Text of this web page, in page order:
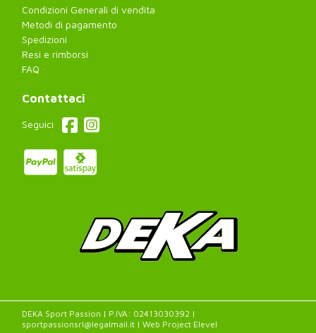
Condizioni Generali di vendita
Metodi di pagamento
Spedizioni
Resi e rimborsi
FAQ
Contattaci
Seguici
DEKA Sport Passion | P.IVA: 02413030392 |
sportpassionsrl@legalmail.it | Web Project Elevel